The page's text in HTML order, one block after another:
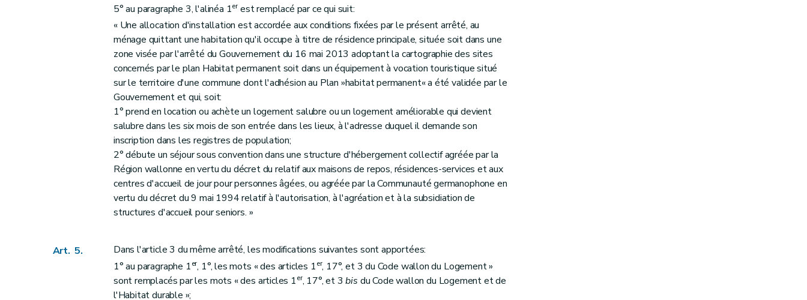
5° au paragraphe 3, l'alinéa 1erest remplacé par ce qui suit:
« Une allocation d'installation est accordée aux conditions fixées par le présent arrêté, au
ménage quittant une habitation qu'il occupe à titre de résidence principale, située soit dans une
zone visée par l'arrêté du Gouvernement du 16 mai 2013 adoptant la cartographie des sites
concernés par le plan Habitat permanent soit dans un équipement à vocation touristique situé
sur le territoire d'une commune dont l'adhésion au Plan »habitat permanent« a été validée par le
Gouvernement et qui, soit:
1° prend en location ou achète un logement salubre ou un logement améliorable qui devient
salubre dans les six mois de son entrée dans les lieux, à l'adresse duquel il demande son
inscription dans les registres de population;
2° débute un séjour sous convention dans une structure d'hébergement collectif agréée par la
Région wallonne en vertu du décret du relatif aux maisons de repos, résidences-services et aux
centres d'accueil de jour pour personnes âgées, ou agréée par la Communauté germanophone en
vertu du décret du 9 mai 1994 relatif à l'autorisation, à l'agréation et à la subsidiation de
structures d'accueil pour seniors. »
Art. 5.
Dans l'article 3 du même arrêté, les modifications suivantes sont apportées:
1° au paragraphe 1er, 1°, les mots « des articles 1er, 17°, et 3 du Code wallon du Logement »
sont remplacés par les mots « des articles 1er, 17°, et 3bis du Code wallon du Logement et de
l'Habitat durable »;